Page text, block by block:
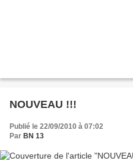
NOUVEAU !!!
Publié le 22/09/2010 à 07:02
Par BN 13